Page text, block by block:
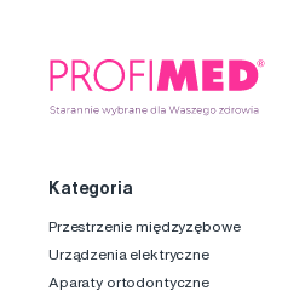
Kategoria
Przestrzenie międzyzębowe
Urządzenia elektryczne
Aparaty ortodontyczne